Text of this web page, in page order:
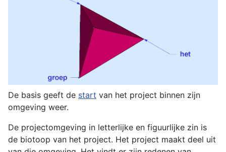
De basis geeft de start van het project binnen zijn
omgeving weer.
De projectomgeving in letterlijke en figuurlijke zin is
de biotoop van het project. Het project maakt deel uit